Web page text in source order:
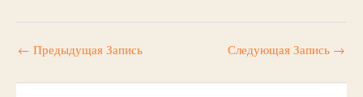
← Предыдущая Запись Следующая Запись →